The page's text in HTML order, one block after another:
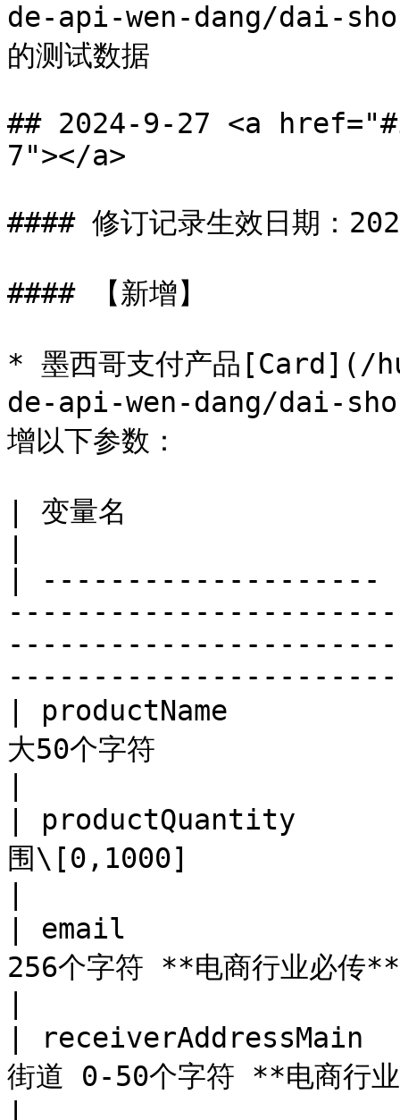
de-api-wen-dang/dai-
的测试数据
## 2024-9-27 <a
7"></a>
#### 修订记录生效日期：
#### 【新增】
* 墨西哥支付产品
de-api-wen-dang/dai-
增以下参数：
| 变量名
|
| productName
大50个字符
| productQuantity
围\[0,1000]
| email                |
256个字符 **电商行业必传**
|
街道 0-50个字符 **电商行